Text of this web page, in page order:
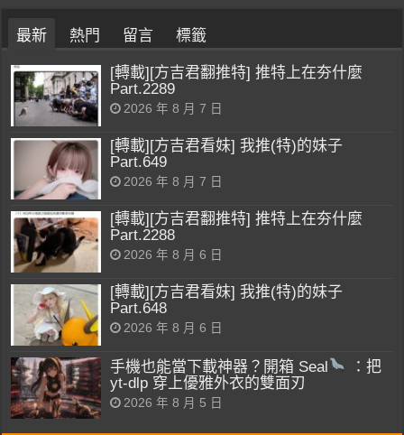
最新 熱門 留言 標籤
[轉載][方吉君翻推特] 推特上在夯什麼
Part.2289
2026 年 8 月 7 日
[轉載][方吉君看妹] 我推(特)的妹子
Part.649
2026 年 8 月 7 日
[轉載][方吉君翻推特] 推特上在夯什麼
Part.2288
2026 年 8 月 6 日
[轉載][方吉君看妹] 我推(特)的妹子
Part.648
2026 年 8 月 6 日
手機也能當下載神器？開箱 Seal
：把
yt-dlp 穿上優雅外衣的雙面刃
2026 年 8 月 5 日